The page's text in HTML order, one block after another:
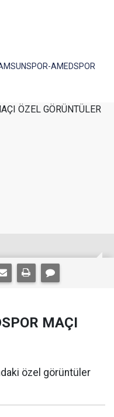
AMEDSPOR
MAÇI
özel görüntüler